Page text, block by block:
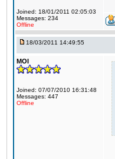
Joined: 18/01/2011 02:05:03
Messages: 234
Offline
18/03/2011 14:49:55
MOI
Joined: 07/07/2010 16:31:48
Messages: 447
Offline